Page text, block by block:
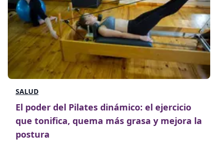
SALUD
El poder del Pilates dinámico: el ejercicio
que tonifica, quema más grasa y mejora la
postura